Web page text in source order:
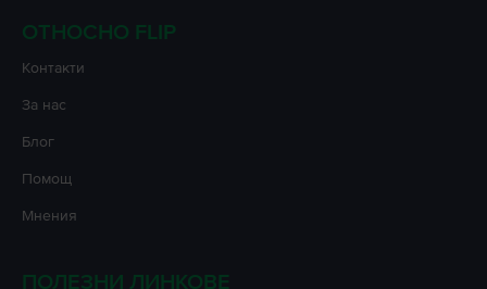
ОТНОСНО FLIP
Контакти
За нас
Блог
Помощ
Мнения
ПОЛЕЗНИ ЛИНКОВЕ